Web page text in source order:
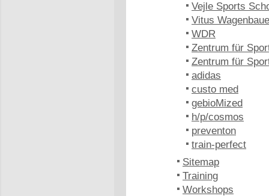
Vejle Sports
Vitus
WDR
Zentrum für
Zentrum für
adidas
custo med
gebioMized
h/p/cosmos
preventon
train-perfect
Sitemap
Training
Workshops